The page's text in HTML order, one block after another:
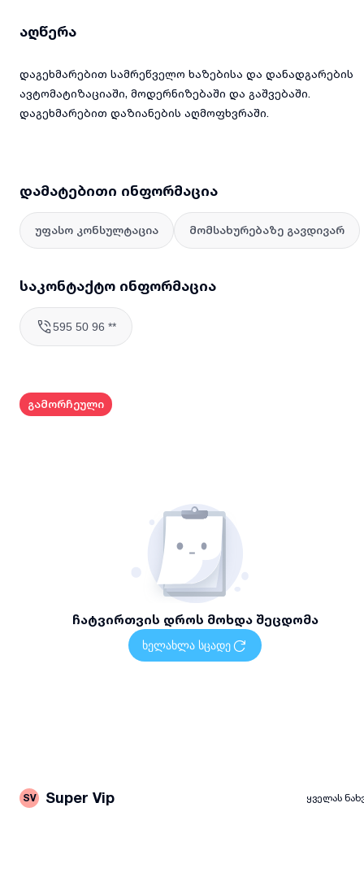
აღწერა
დაგეხმარებით სამრეწველო ხაზებისა და დანადგარების
ავტომატიზაციაში, მოდერნიზებაში და გაშვებაში.
დაგეხმარებით დაზიანების აღმოფხვრაში.
დამატებითი ინფორმაცია
უფასო კონსულტაცია მომსახურებაზე გავდივარ
საკონტაქტო ინფორმაცია
595 50 96 **
გამორჩეული
ჩატვირთვის დროს მოხდა შეცდომა
ხელახლა სცადე
SV Super Vip ყველას